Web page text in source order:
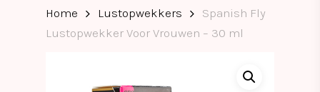
Home Lustopwekkers
Spanish Fly
Lustopwekker Voor Vrouwen – 30 ml